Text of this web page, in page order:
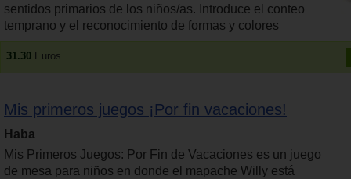
sentidos primarios de los niños/as. Introduce el conteo
temprano y el reconocimiento de formas y colores
31.30 Euros
Mis primeros juegos ¡Por fin vacaciones!
Haba
Mis Primeros Juegos: Por Fin de Vacaciones es un juego
de mesa para niños en donde el mapache Willy está